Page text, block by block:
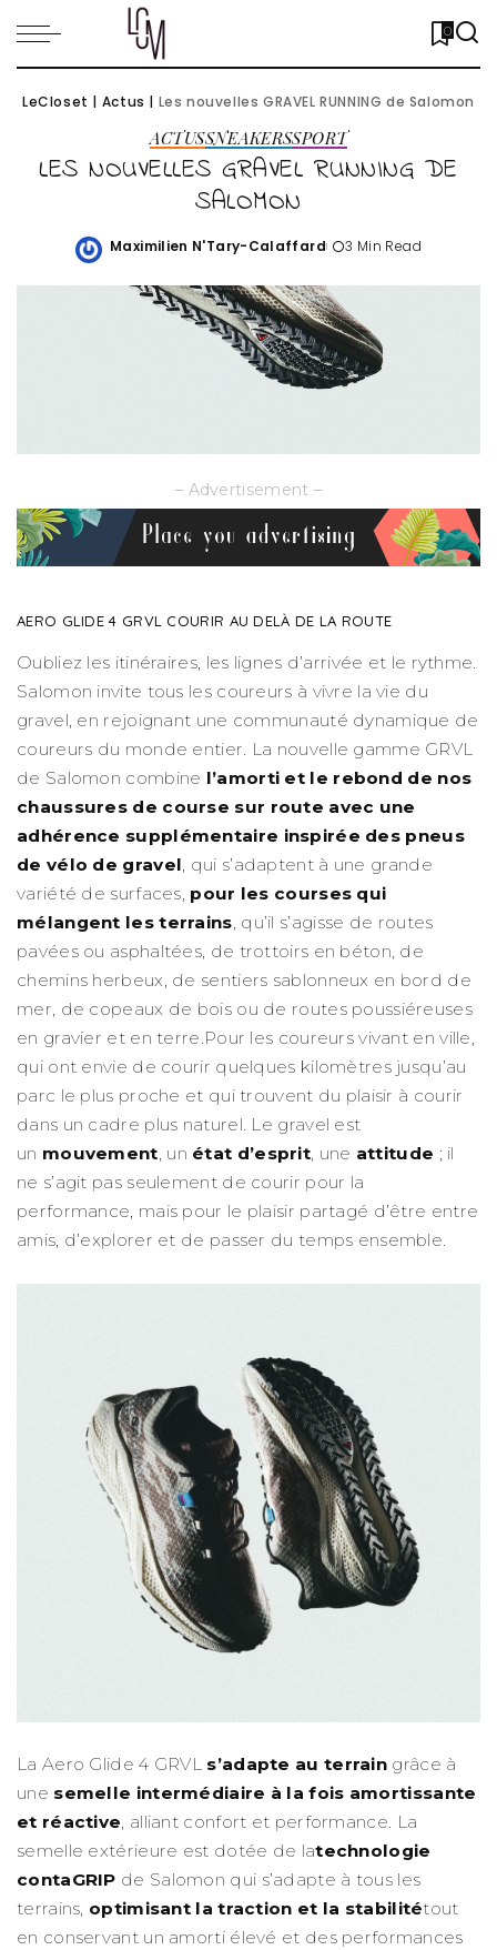
0
LeCloset | Actus | Les nouvelles GRAVEL RUNNING de Salomon
ACTUSSNEAKERSSPORT
LES NOUVELLES GRAVEL RUNNING DE
SALOMON
Posted
Maximilien N'Tary-Calaffard 3 Min Read
– Advertisement –
AERO GLIDE 4 GRVL COURIR AU DELÀ DE LA ROUTE
Oubliez les itinéraires, les lignes d’arrivée et le rythme.
Salomon invite tous les coureurs à vivre la vie du
gravel, en rejoignant une communauté dynamique de
coureurs du monde entier. La nouvelle gamme GRVL
de Salomon combine l’amorti et le rebond de nos
chaussures de course sur route avec une
adhérence supplémentaire inspirée des pneus
de vélo de gravel, qui s’adaptent à une grande
variété de surfaces, pour les courses qui
mélangent les terrains, qu’il s’agisse de routes
pavées ou asphaltées, de trottoirs en béton, de
chemins herbeux, de sentiers sablonneux en bord de
mer, de copeaux de bois ou de routes poussiéreuses
en gravier et en terre.Pour les coureurs vivant en ville,
qui ont envie de courir quelques kilomètres jusqu’au
parc le plus proche et qui trouvent du plaisir à courir
dans un cadre plus naturel. Le gravel est
un mouvement, un état d’esprit, une attitude ; il
ne s’agit pas seulement de courir pour la
performance, mais pour le plaisir partagé d’être entre
amis, d’explorer et de passer du temps ensemble.
La Aero Glide 4 GRVL s’adapte au terrain grâce à
une semelle intermédiaire à la fois amortissante
et réactive, alliant confort et performance. La
semelle extérieure est dotée de latechnologie
contaGRIP de Salomon qui s’adapte à tous les
terrains, optimisant la traction et la stabilitétout
en conservant un amorti élevé et des performances